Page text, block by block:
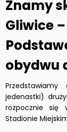
Znamy
Gliwice
obydwu
jedenastki)
rozpocznie się
Stadionie